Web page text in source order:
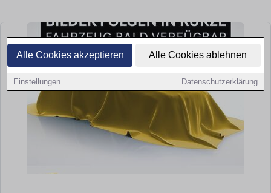
Alle Cookies akzeptieren Alle Cookies ablehnen
Einstellungen Datenschutzerklärung